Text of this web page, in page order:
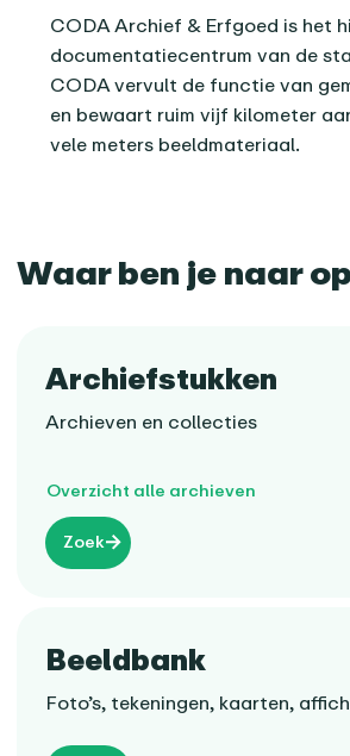
CODA Archief & Erfgoed is het
documentatiecentrum van de
CODA vervult de functie van
en bewaart ruim vijf kilometer
vele meters beeldmateriaal.
Waar ben je naar
Archiefstukken
Archieven en collecties
Zoek
Overzicht alle archieven
Beeldbank
Foto’s, tekeningen, kaarten,